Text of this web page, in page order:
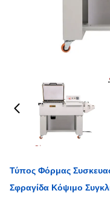
Τύπος Φόρμας
Σφραγίδα Κόψιμο